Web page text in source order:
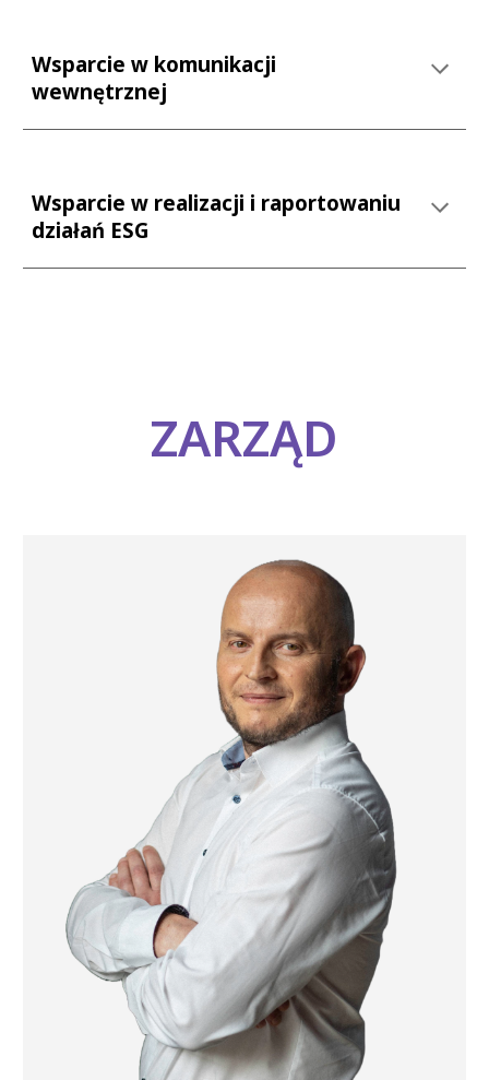
Wsparcie w komunikacji
wewnętrznej
Wsparcie w realizacji i raportowaniu
działań ESG
ZARZĄD